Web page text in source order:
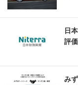
日
評
み